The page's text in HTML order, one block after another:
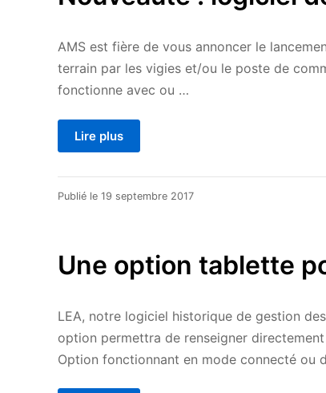
AMS est fière de vous annoncer le
terrain par les vigies et/ou le poste de
fonctionne avec ou …
Lire plus
Publié le 19 septembre 201720
Une option tablette
LEA, notre logiciel historique de gestion
option permettra de renseigner
Option fonctionnant en mode connecté ou